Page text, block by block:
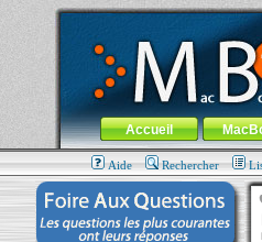
MacBook-fr.com : 100% Apple... 100%
Aller au contenu-Aller au menu
Menu général
Accueil
Aide Rechercher